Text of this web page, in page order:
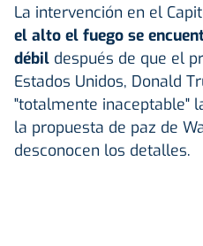
La intervención en el
el alto el fuego se
débil después de que el
Estados Unidos, Donald
"totalmente inaceptable"
la propuesta de paz de
desconocen los detalles.